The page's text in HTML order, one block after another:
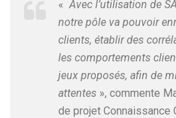
« Avec l’utilisation de
notre pôle va pouvoir
clients, établir des
les comportements
jeux proposés, afin de
attentes », commente
de projet Connaissance